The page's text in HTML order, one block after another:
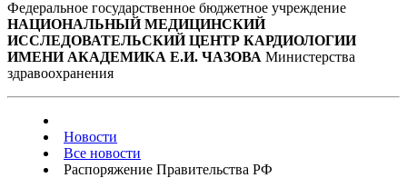
Федеральное государственное бюджетное учреждение
НАЦИОНАЛЬНЫЙ МЕДИЦИНСКИЙ
ИССЛЕДОВАТЕЛЬСКИЙ ЦЕНТР КАРДИОЛОГИИ
ИМЕНИ АКАДЕМИКА Е.И. ЧАЗОВА Министерства
здравоохранения
Новости
Все новости
Распоряжение Правительства РФ